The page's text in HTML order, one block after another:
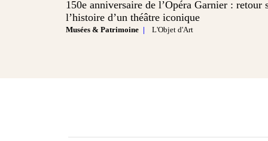
150e anniversaire de l’Opéra Garnier : retour
l’histoire d’un théâtre iconique
Musées & Patrimoine L'Objet d'Art